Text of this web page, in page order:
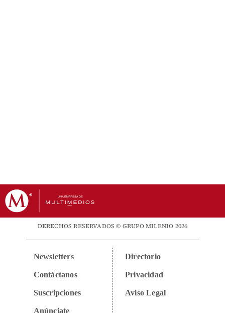
DERECHOS RESERVADOS © GRUPO MILENIO 2026
Newsletters
Contáctanos
Suscripciones
Anúnciate
Directorio
Privacidad
Aviso Legal